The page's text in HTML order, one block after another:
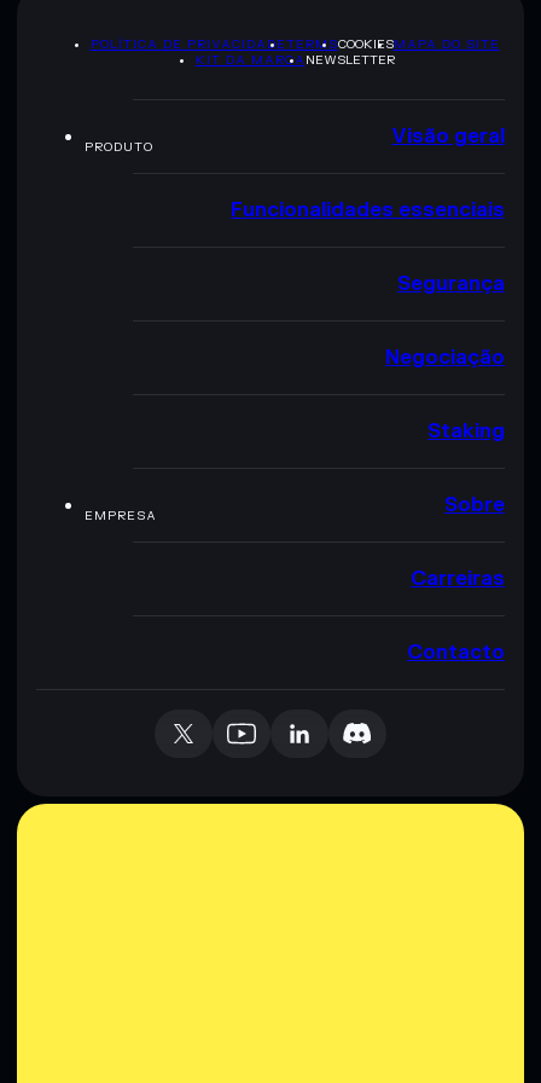
POLÍTICA DE PRIVACIDADETERMSCOOKIESMAPA DO SITE
KIT DA MARCA NEWSLETTER
PRODUTO Visão geral
Funcionalidades essenciais
Segurança
Negociação
Staking
EMPRESA Sobre
Carreiras
Contacto